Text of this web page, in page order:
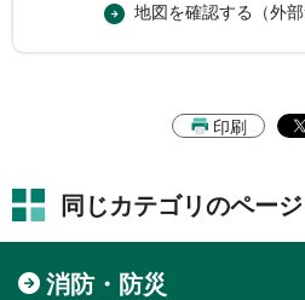
地図を確認する（外部
印刷
同じカテゴリのペー
消防・防災